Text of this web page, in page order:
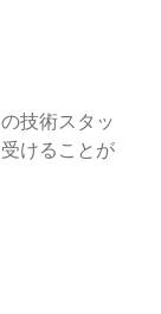
技術スタッ
けることが